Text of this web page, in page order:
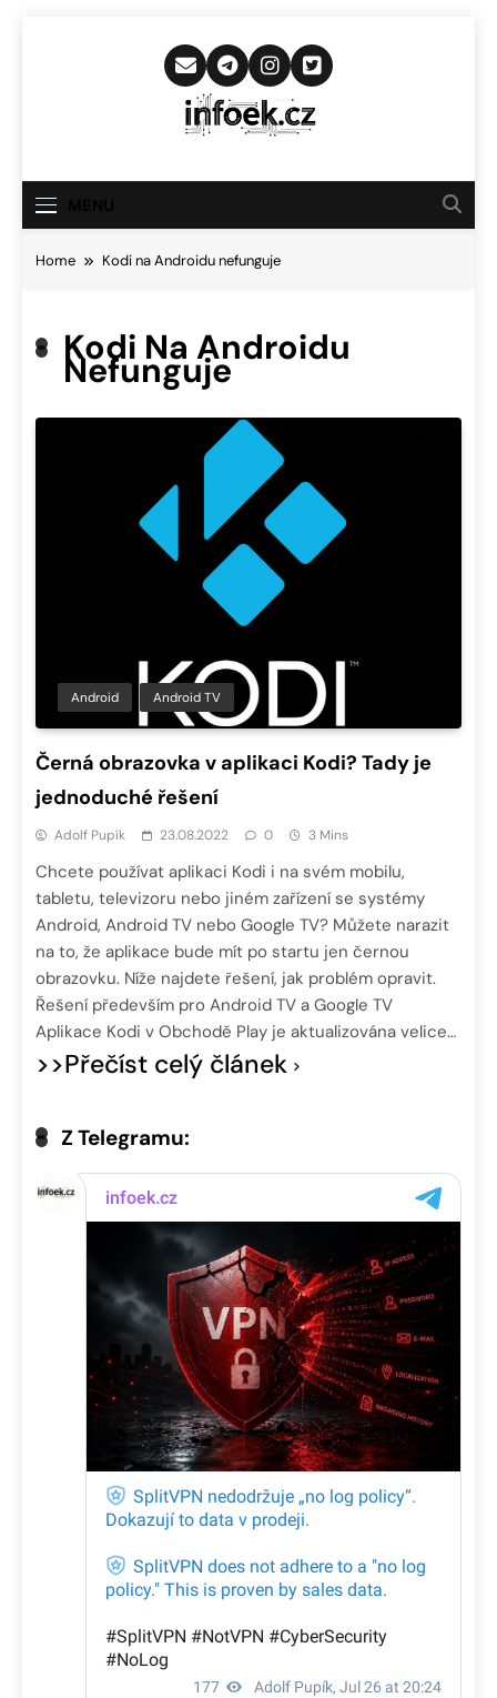
Infoek.cz
Novinkám
Home Kodi na Androidu nefunguje
Kodi Na Androidu
Nefunguje
Android Android TV
Černá obrazovka v aplikaci Kodi? Tady je
jednoduché řešení
Adolf Pupík 23.08.2022 0 3 Mins
Chcete používat aplikaci Kodi i na svém mobilu,
tabletu, televizoru nebo jiném zařízení se systémy
Android, Android TV nebo Google TV? Můžete narazit
na to, že aplikace bude mít po startu jen černou
obrazovku. Níže najdete řešení, jak problém opravit.
Řešení především pro Android TV a Google TV
Aplikace Kodi v Obchodě Play je aktualizována velice…
>>Přečíst celý článek
Z Telegramu: